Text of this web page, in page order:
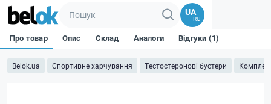
UA
RU
Belok.ua Спортивне харчування Тестостеронові бустери
Про товар Опис Склад Аналоги Відгуки (1)